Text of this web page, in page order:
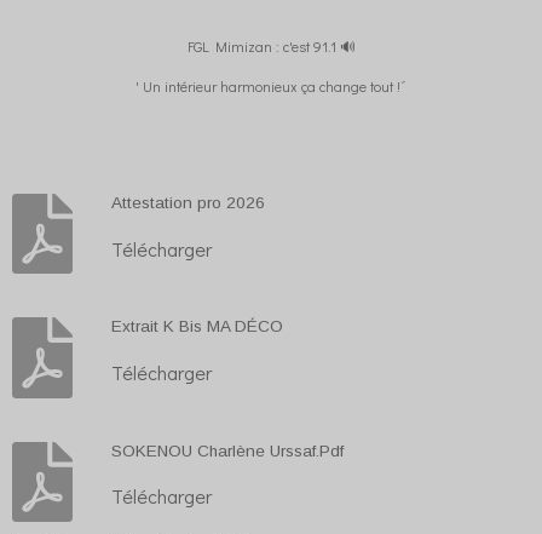
FGL Mimizan : c'est 91.1 🔊
' Un intérieur harmonieux ça change tout !´
Attestation pro 2026
Télécharger
Extrait K Bis MA DÉCO
Télécharger
SOKENOU Charlène Urssaf.Pdf
Télécharger